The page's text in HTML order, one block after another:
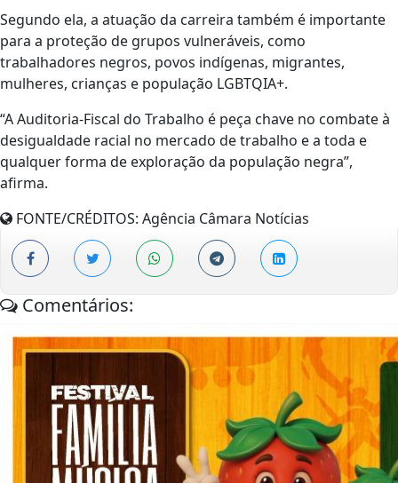
Segundo ela, a atuação da carreira também é importante
para a proteção de grupos vulneráveis, como
trabalhadores negros, povos indígenas, migrantes,
mulheres, crianças e população LGBTQIA+.
“A Auditoria-Fiscal do Trabalho é peça chave no combate à
desigualdade racial no mercado de trabalho e a toda e
qualquer forma de exploração da população negra”,
afirma.
FONTE/CRÉDITOS: Agência Câmara Notícias
Comentários: